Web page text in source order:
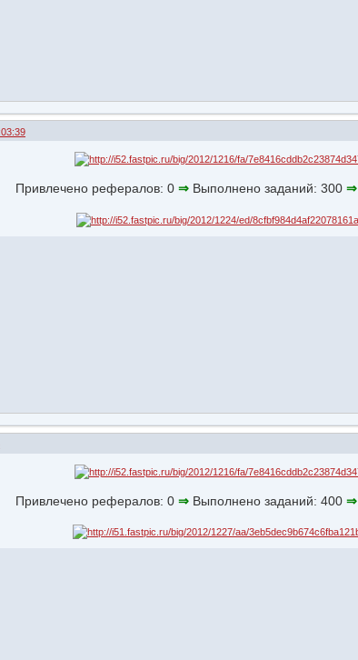
Привлечено рефералов: 0 ⇒ Выполнено заданий: 300 ⇒
Привлечено рефералов: 0 ⇒ Выполнено заданий: 400 ⇒